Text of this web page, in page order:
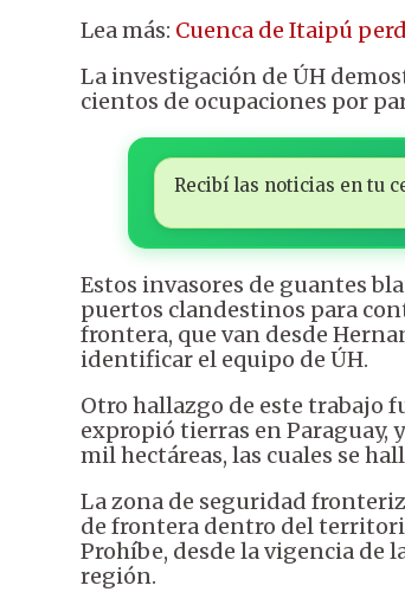
Lea más: Cuenca de Itaipú
La investigación de ÚH
cientos de ocupaciones por
Recibí las noticias en tu
Estos invasores de guantes
puertos clandestinos para
frontera, que van desde
identificar el equipo de ÚH.
Otro hallazgo de este trabajo
expropió tierras en Paraguay,
mil hectáreas, las cuales se
La zona de seguridad
de frontera dentro del
Prohíbe, desde la vigencia de
región.